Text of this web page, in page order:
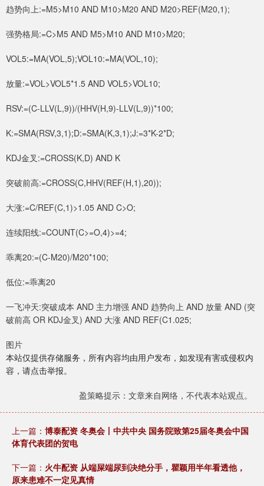
趋势向上:=M5>M10 AND M10>M20 AND M20>REF(M20,1);
强势格局:=C>M5 AND M5>M10 AND M10>M20;
VOL5:=MA(VOL,5);VOL10:=MA(VOL,10);
放量:=VOL>VOL5*1.5 AND VOL5>VOL10;
RSV:=(C-LLV(L,9))/(HHV(H,9)-LLV(L,9))*100;
K:=SMA(RSV,3,1);D:=SMA(K,3,1);J:=3*K-2*D;
KDJ金叉:=CROSS(K,D) AND K
突破前高:=CROSS(C,HHV(REF(H,1),20));
大涨:=C/REF(C,1)>1.05 AND C>O;
连续阳线:=COUNT(C>=O,4)>=4;
乖离20:=(C-M20)/M20*100;
低位:=乖离20
一飞冲天:突破成本 AND 主力增强 AND 趋势向上 AND 放量 AND (突
破前高 OR KDJ金叉) AND 大涨 AND REF(C1.025;
图片
本站仅提供存储服务，所有内容均由用户发布，如发现有害或侵权内
容，请点击举报。
盈策略提示：文章来自网络，不代表本站观点。
上一篇： 博泰配资 冬奥会丨中共中央 国务院致第25届冬奥会中国
体育代表团的贺电
下一篇： 火牛配资 从端屎端尿到决绝分手，瞿颖用半年看透他，
原来患难不一定见真情